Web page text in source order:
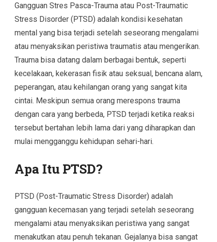
Gangguan Stres Pasca-Trauma atau Post-Traumatic
Stress Disorder (PTSD) adalah kondisi kesehatan
mental yang bisa terjadi setelah seseorang mengalami
atau menyaksikan peristiwa traumatis atau mengerikan.
Trauma bisa datang dalam berbagai bentuk, seperti
kecelakaan, kekerasan fisik atau seksual, bencana alam,
peperangan, atau kehilangan orang yang sangat kita
cintai. Meskipun semua orang merespons trauma
dengan cara yang berbeda, PTSD terjadi ketika reaksi
tersebut bertahan lebih lama dari yang diharapkan dan
mulai mengganggu kehidupan sehari-hari.
Apa Itu PTSD?
PTSD (Post-Traumatic Stress Disorder) adalah
gangguan kecemasan yang terjadi setelah seseorang
mengalami atau menyaksikan peristiwa yang sangat
menakutkan atau penuh tekanan. Gejalanya bisa sangat